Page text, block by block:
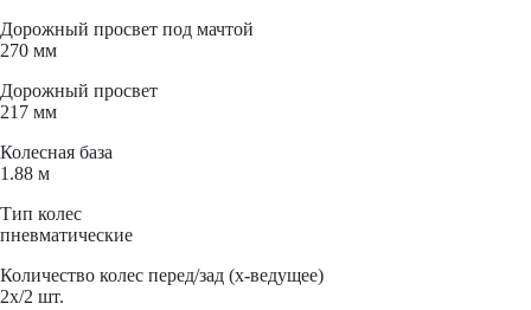
Дорожный просвет под мачтой
270 мм
Дорожный просвет
217 мм
Колесная база
1.88 м
Тип колес
пневматические
Количество колес перед/зад (x-ведущее)
2x/2 шт.